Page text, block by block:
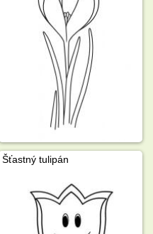
Šťastný tulipán